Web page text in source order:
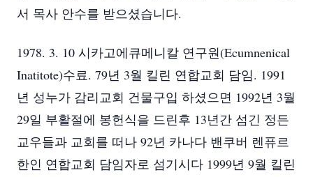
서 목사 안수를 받으셨습니다.
1978. 3. 10 시카고에큐메니칼 연구원(Ecumnenical
Inatitote)수료. 79년 3월 킬린 연합교회 담임. 1991
년 성누가 감리교회 건물구입 하셨으면 1992년 3월
29일 부활절에 봉헌식을 드린후 13년간 섬긴 정든
교우들과 교회를 떠나 92년 카나다 밴쿠버 렌퓨르
한인 연합교회 담임자로 섬기시다 1999년 9월 킬린